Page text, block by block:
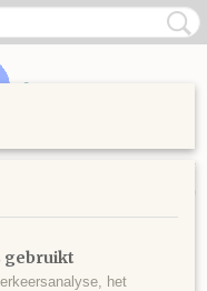
UW WINKELWAGEN
>
gebruikt
het